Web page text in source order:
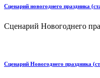
Сценарий новогоднего праздника
Сценарий Новогоднего
Сценарий Новогоднего праздника